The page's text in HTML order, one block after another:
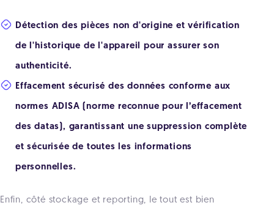
Détection des pièces non d'origine et vérification
de l'historique de l'appareil pour assurer son
authenticité.
Effacement sécurisé des données conforme aux
normes ADISA (norme reconnue pour l’effacement
des datas), garantissant une suppression complète
et sécurisée de toutes les informations
personnelles.
Enfin, côté stockage et reporting, le tout est bien